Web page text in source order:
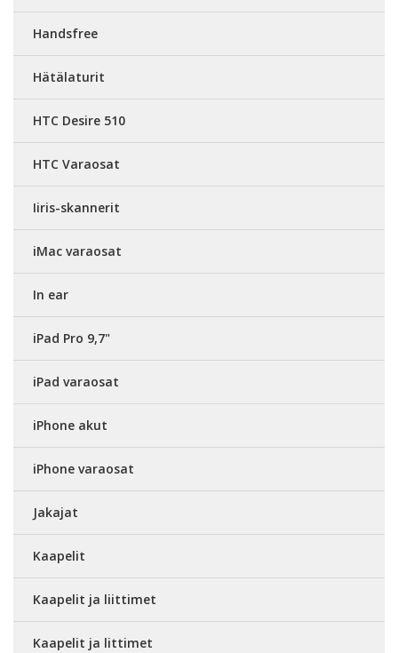
Handsfree
Hätälaturit
HTC Desire 510
HTC Varaosat
Iiris-skannerit
iMac varaosat
In ear
iPad Pro 9,7"
iPad varaosat
iPhone akut
iPhone varaosat
Jakajat
Kaapelit
Kaapelit ja liittimet
Kaapelit ja littimet